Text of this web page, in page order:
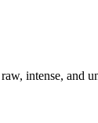
intense, and